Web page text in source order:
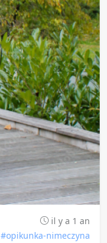
il y a 1 an
#opikunka-nimeczyna